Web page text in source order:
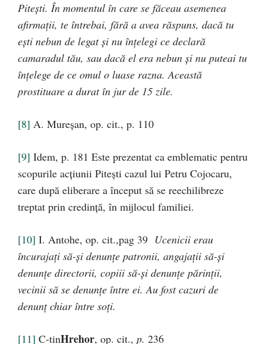
Piteşti. În momentul în care se făceau asemenea
afirmaţii, te întrebai, fără a avea răspuns, dacă tu
eşti nebun de legat şi nu înţelegi ce declară
camaradul tău, sau dacă el era nebun şi nu puteai tu
înţelege de ce omul o luase razna. Această
prostituare a durat în jur de 15 zile.
[8] A. Mureşan, op. cit., p. 110
[9] Idem, p. 181 Este prezentat ca emblematic pentru
scopurile acţiunii Piteşti cazul lui Petru Cojocaru,
care după eliberare a început să se reechilibreze
treptat prin credinţă, în mijlocul familiei.
[10] I. Antohe, op. cit.,pag 39 Ucenicii erau
încurajaţi să-şi denunţe patronii, angajaţii să-şi
denunţe directorii, copiii să-şi denunţe părinţii,
vecinii să se denunţe între ei. Au fost cazuri de
denunţ chiar între soţi.
[11] C-tinHrehor, op. cit., p. 236